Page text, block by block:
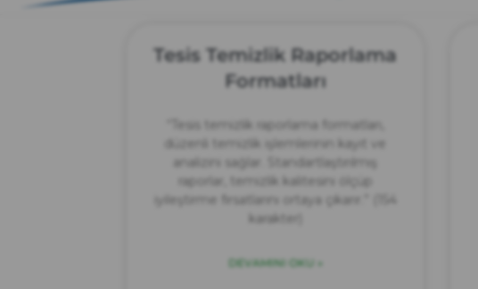
Tesis Temizlik Raporlama
Formatları
“Tesis temizlik raporlama formatları,
düzenli temizlik işlemlerinin kayıt ve
analizini sağlar. Standartlaştırılmış
raporlar, temizlik kalitesini ölçüp
iyileştirme fırsatlarını ortaya çıkarır.” (154
karakter)
DEVAMINI OKU »